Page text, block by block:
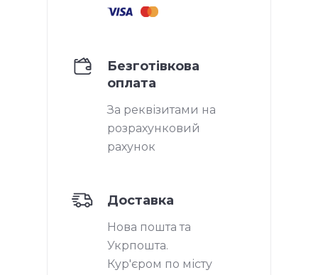
Безготівкова
оплата
За реквізитами на
розрахунковий
рахунок
Доставка
Нова пошта та
Укрпошта.
Кур'єром по місту